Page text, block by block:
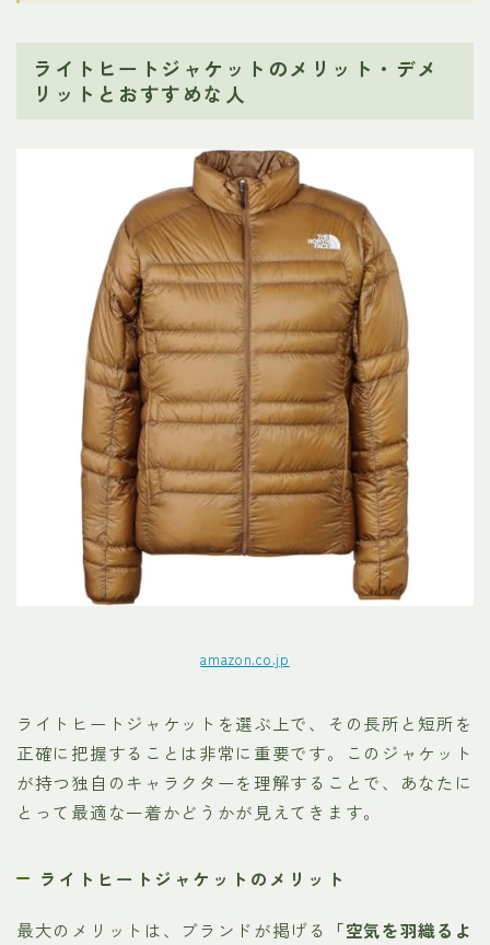
ライトヒートジャケットのメリット・デメ
リットとおすすめな人
amazon.co.jp
ライトヒートジャケットを選ぶ上で、その長所と短所を
正確に把握することは非常に重要です。このジャケット
が持つ独自のキャラクターを理解することで、あなたに
とって最適な一着かどうかが見えてきます。
ライトヒートジャケットのメリット
最大のメリットは、ブランドが掲げる
「空気を羽織るよ